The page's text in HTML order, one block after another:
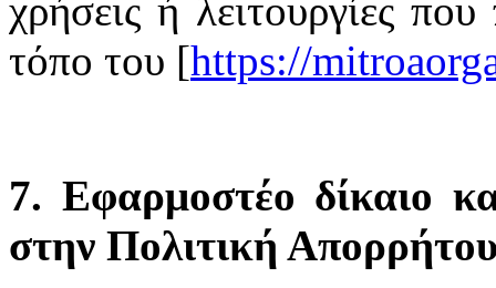
χρήσεις ή λειτουργίες
τόπο του [https://
7. Εφαρμοστέο δίκαιο
στην Πολιτική